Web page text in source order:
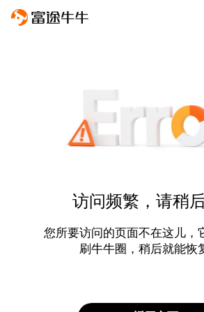
访问频繁，请稍
您所要访问的页面不在这儿，
刷牛牛圈，稍后就能恢